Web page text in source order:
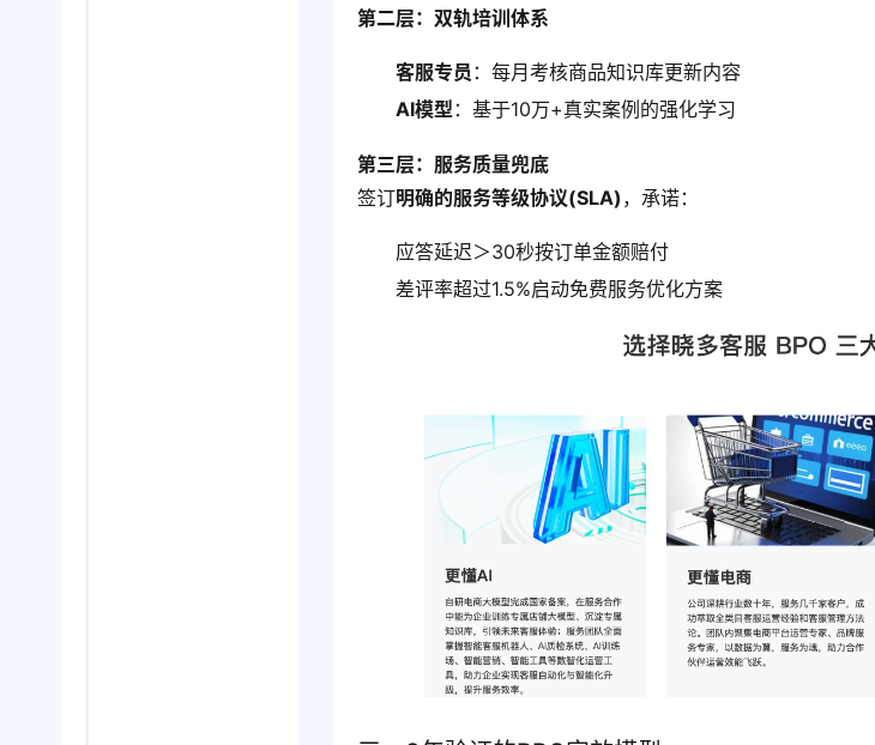
第二层：双轨培训体系
客服专员 ：每月考核商品知识库更新内容
AI模型：基于10万+真实案例的强化学习
第三层：服务质量兜底
签订明确的服务等级协议(SLA) ，承诺：
应答延迟＞30秒按订单金额赔付
差评率超过1.5%启动免费服务优化方案